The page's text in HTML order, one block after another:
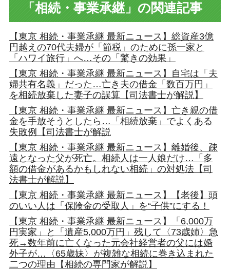
「相続・事業承継」の関連記事
【東京 相続・事業承継 最新ニュース】総資産3億
円越えの70代夫婦が「節税」のために孫一家と
「ハワイ旅行」へ…その「驚きの効果」
【東京 相続・事業承継 最新ニュース】自宅は「夫
婦共有名義」だった…亡き夫の借金「数百万円」
を相続放棄した妻子の誤算【司法書士が解説】
【東京 相続・事業承継 最新ニュース】亡き親の借
金を手放そうとしたら…「相続放棄」でよくある
失敗例【司法書士が解説
【東京 相続・事業承継 最新ニュース】離婚後、疎
遠となった父が死亡。相続人は一人娘だけ…「多
額の借金があるかもしれない相続」の対処法【司
法書士が解説】
【東京 相続・事業承継 最新ニュース】【老後】頭
のいい人は「保険金の受取人」を“子供”にする！
【東京 相続・事業承継 最新ニュース】「6,000万
円実家」と「遺産5,000万円」残して〈73歳姉〉急
死→数年前に亡くなった元会社経営者の父には婚
外子が…〈65歳妹〉が複雑な相続に巻き込まれた
二つの理由【相続の専門家が解説】